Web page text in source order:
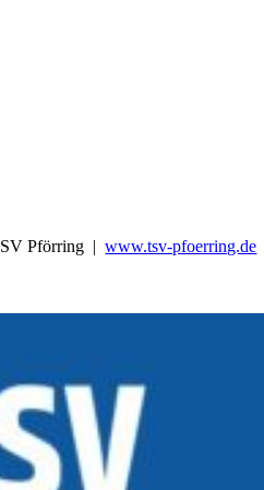
Pförring |www.tsv-pfoerring.de